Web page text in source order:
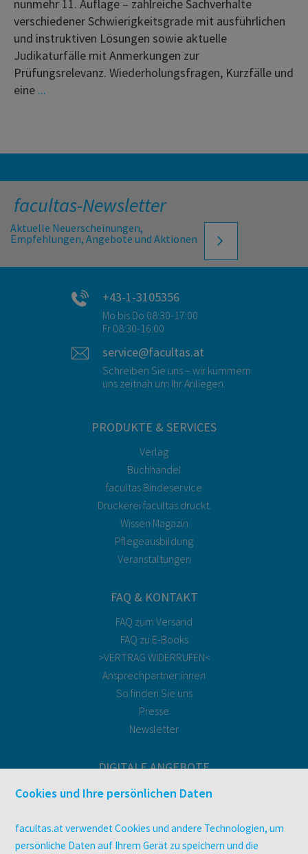
nunmehr 11. Auflage – zahlreiche Sachverhalte
verschiedener Schwierigkeitsgrade mit ausführlichen
und instruktiven Lösungen sowie aktuelle
Judikaturfälle mit Anmerkungen zur
Prüfungsrelevanz. Wiederholungsfragen, Kurzfälle und
eine ...
facultas-Newsletter
Aktuelle Neuerscheinungen,
Empfehlungen, Angebote und Aktionen
+43-1-3105356
Mo bis Do 08:30-17:00
Fr 08:30-16:00
service@facultas.at
Schreiben Sie uns – wir kümmern
uns zeitnah um Ihr Anliegen.
PRODUKTE & SERVICES
Verlag
Buchhandel
facultas Bindeservice
Druckerei facultas druckt.
Wissen Magazin
Pflegeausbildung
Veranstaltungen
FAQ & KONTAKT
FAQ zum Versand
FAQ zu E-Books
>VERTRAG WIDERRUFEN<
Ansprechpartner:innen
So finden Sie uns
Presse
Newsletter
DIGITALE ANGEBOTE
Überblick
utb elibrary
E-Books
Cookies und Ihre persönlichen Daten
facultas.at verwendet Cookies und andere Technologien, um
persönliche Daten auf Ihrem Gerät zu speichern und die